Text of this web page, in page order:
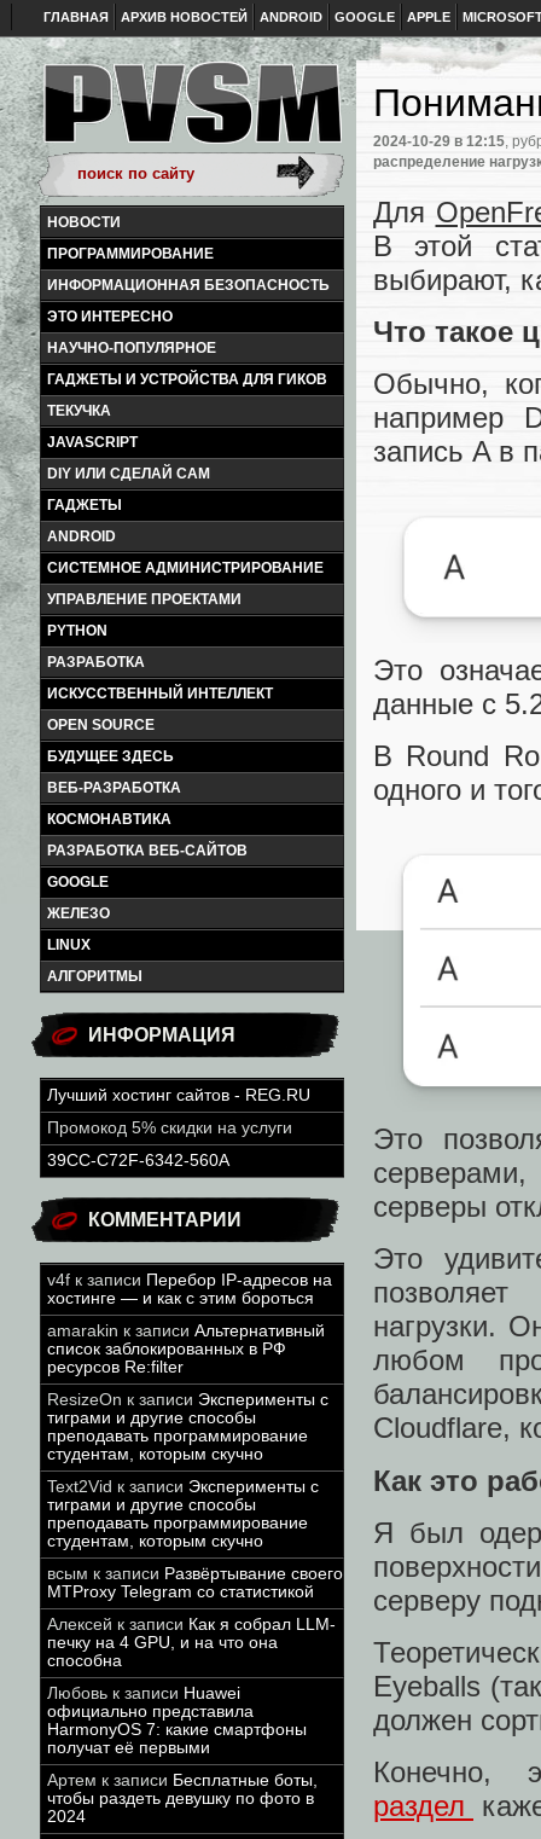
ГЛАВНАЯ АРХИВ НОВОСТЕЙ ANDROID GOOGLE APPLE
НОВОСТИ
ПРОГРАММИРОВАНИЕ
ИНФОРМАЦИОННАЯ БЕЗОПАСНОСТЬ
ЭТО ИНТЕРЕСНО
НАУЧНО-ПОПУЛЯРНОЕ
ГАДЖЕТЫ И УСТРОЙСТВА ДЛЯ ГИКОВ
ТЕКУЧКА
JAVASCRIPT
DIY ИЛИ СДЕЛАЙ САМ
ГАДЖЕТЫ
ANDROID
СИСТЕМНОЕ АДМИНИСТРИРОВАНИЕ
УПРАВЛЕНИЕ ПРОЕКТАМИ
PYTHON
РАЗРАБОТКА
ИСКУССТВЕННЫЙ ИНТЕЛЛЕКТ
OPEN SOURCE
БУДУЩЕЕ ЗДЕСЬ
ВЕБ-РАЗРАБОТКА
КОСМОНАВТИКА
РАЗРАБОТКА ВЕБ-САЙТОВ
GOOGLE
ЖЕЛЕЗО
LINUX
АЛГОРИТМЫ
ИНФОРМАЦИЯ
Лучший хостинг сайтов - REG.RU
Промокод 5% скидки на услуги
39CC-C72F-6342-560A
КОММЕНТАРИИ
v4f к записи Перебор IP-адресов на
хостинге — и как с этим бороться
amarakin к записи Альтернативный
список заблокированных в РФ
ресурсов Re:filter
ResizeOn к записи Эксперименты с
тиграми и другие способы
преподавать программирование
студентам, которым скучно
Text2Vid к записи Эксперименты с
тиграми и другие способы
преподавать программирование
студентам, которым скучно
всым к записи Развёртывание своего
MTProxy Telegram со статистикой
Алексей к записи Как я собрал LLM-
печку на 4 GPU, и на что она
способна
Любовь к записи Huawei
официально представила
HarmonyOS 7: какие смартфоны
получат её первыми
Артем к записи Бесплатные боты,
чтобы раздеть девушку по фото в
2024
2024-10-29 в 12:15,
распределение
Для
В этой
выбирают,
Что такое
Обычно,
например
запись A в
Это
данные с
В Round
одного и
Это
серверы
Это
нагрузки.
любом
Cloudflare,
Как это
Я был
серверу
Eyeballs
должен
раздел